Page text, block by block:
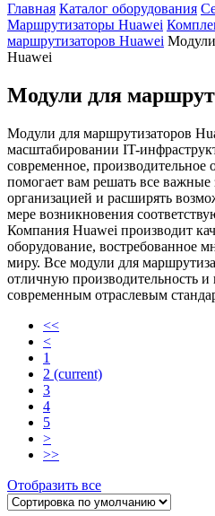
Главная Каталог оборудования
Маршрутизаторы Huawei
маршрутизаторов Huawei Модули
Huawei
Модули для
Модули для маршрутизаторов
масштабировании IT-
современное, производительное
помогает вам решать все важные
организацией и расширять
мере возникновения
Компания Huawei производит
оборудование, востребованное
миру. Все модули для
отличную производительность и
современным отраслевым
<<
<
1
2 (current)
3
4
5
>
>>
Отобразить все